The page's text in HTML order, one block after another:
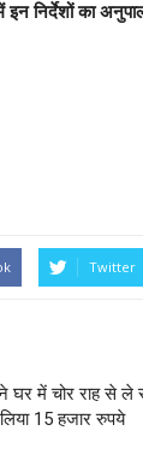
इन निर्देशों का
Twitter
में चोर राह से ले
15 हजार रुपये